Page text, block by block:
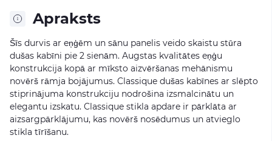
Apraksts
Šīs durvis ar eņģēm un sānu panelis veido skaistu stūra
dušas kabīni pie 2 sienām. Augstas kvalitātes eņģu
konstrukcija kopā ar mīksto aizvēršanas mehānismu
novērš rāmja bojājumus. Classique dušas kabīnes ar slēpto
stiprinājuma konstrukciju nodrošina izsmalcinātu un
elegantu izskatu. Classique stikla apdare ir pārklāta ar
aizsargpārklājumu, kas novērš nosēdumus un atvieglo
stikla tīrīšanu.